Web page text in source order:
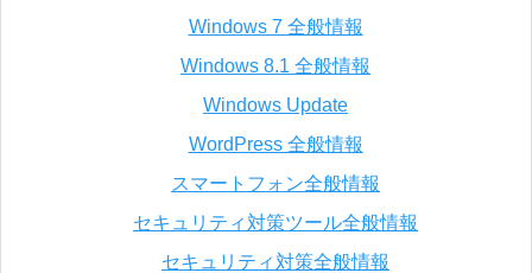
Windows 7 全般情報
Windows 8.1 全般情報
Windows Update
WordPress 全般情報
スマートフォン全般情報
セキュリティ対策ツール全般情報
セキュリティ対策全般情報